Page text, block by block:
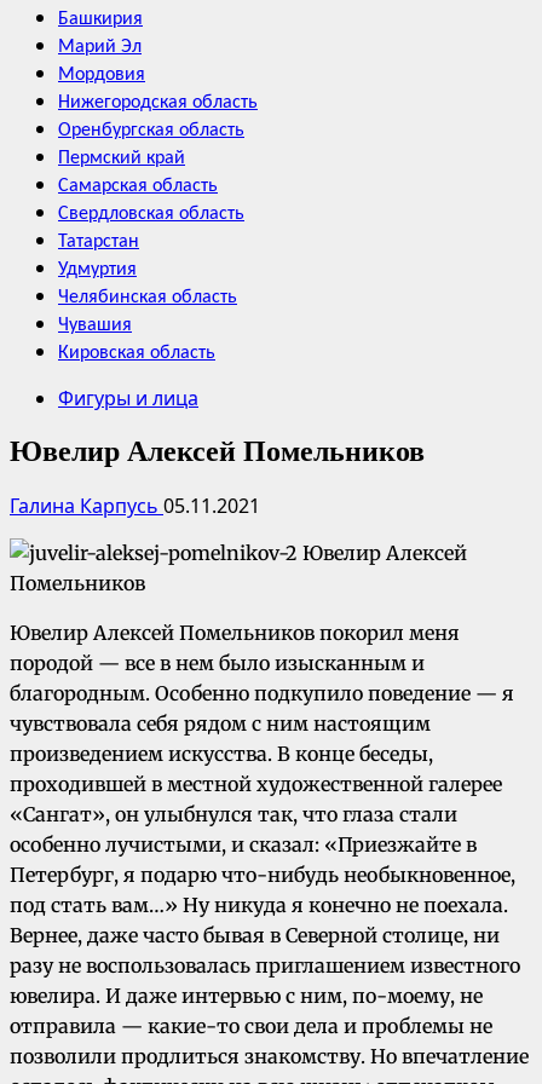
Башкирия
Марий Эл
Мордовия
Нижегородская область
Оренбургская область
Пермский край
Самарская область
Свердловская область
Татарстан
Удмуртия
Челябинская область
Чувашия
Кировская область
Фигуры и лица
Ювелир Алексей Помельников
Галина Карпусь 05.11.2021
Ювелир Алексей Помельников покорил меня
породой — все в нем было изысканным и
благородным. Особенно подкупило поведение — я
чувствовала себя рядом с ним настоящим
произведением искусства. В конце беседы,
проходившей в местной художественной галерее
«Сангат», он улыбнулся так, что глаза стали
особенно лучистыми, и сказал: «Приезжайте в
Петербург, я подарю что-нибудь необыкновенное,
под стать вам…» Ну никуда я конечно не поехала.
Вернее, даже часто бывая в Северной столице, ни
разу не воспользовалась приглашением известного
ювелира. И даже интервью с ним, по-моему, не
отправила — какие-то свои дела и проблемы не
позволили продлиться знакомству. Но впечатление